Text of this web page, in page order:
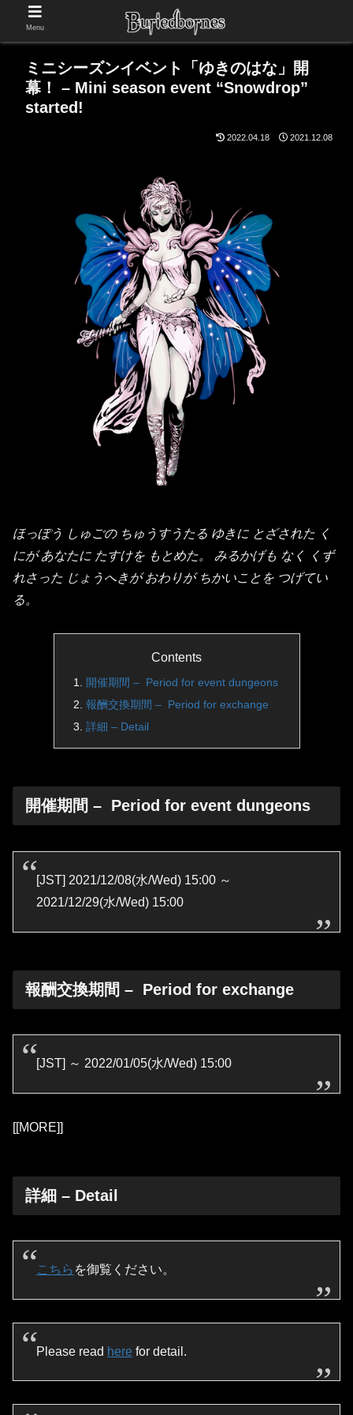
ミニシーズンイベント「ゆきのはな」開
幕！ – Mini season event “Snowdrop”
started!
2022.04.18 2021.12.08
ほっぽう しゅごの ちゅうすうたる ゆきに とざされた く
にが あなたに たすけを もとめた。 みるかげも なく くず
れさった じょうへきが おわりが ちかいことを つげてい
る。
Contents
開催期間 – Period for event dungeons
報酬交換期間 – Period for exchange
詳細 – Detail
開催期間 – Period for event dungeons
[JST] 2021/12/08(水/Wed) 15:00 ～
2021/12/29(水/Wed) 15:00
報酬交換期間 – Period for exchange
[JST] ～ 2022/01/05(水/Wed) 15:00
[[MORE]]
詳細 – Detail
こちら を御覧ください。
Please read herefor detail.
Menu